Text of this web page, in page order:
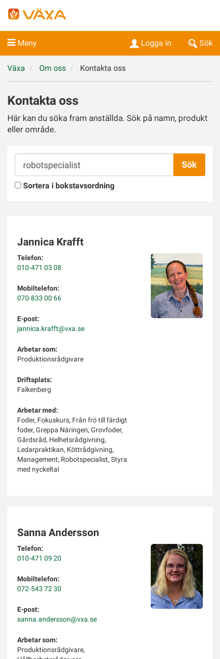
Meny Sök
Logga in
Växa Om oss Kontakta oss
Kontakta oss
Här kan du söka fram anställda. Sök på namn, produkt
eller område.
Sök
kontakt
Sök
Sortera i bokstavsordning
Jannica Krafft
Telefon:
010-471 03 08
Mobiltelefon:
070-833 00 66
E-post:
jannica.krafft@vxa.se
Arbetar som:
Produktionsrådgivare
Driftsplats:
Falkenberg
Arbetar med:
Foder, Fokuskurs, Från frö till färdigt
foder, Greppa Näringen, Grovfoder,
Gårdsråd, Helhetsrådgivning,
Ledarpraktikan, Köttrådgivning,
Management, Robotspecialist, Styra
med nyckeltal
Sanna Andersson
Telefon:
010-471 09 20
Mobiltelefon:
072-543 72 30
E-post:
sanna.andersson@vxa.se
Arbetar som:
Produktionsrådgivare,